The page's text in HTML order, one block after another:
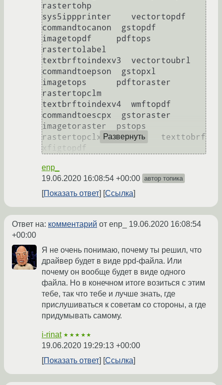
rastertohp
sys5ippprinter    vectortopdf
commandtocanon  gstopdf
imagetopdf     pdftops
rastertolabel
textbrftoindexv3  vectortoubrl
commandtoepson  gstopxl
imagetops      pdftoraster
rastertopclm
textbrftoindexv4  wmftopdf
commandtoescpx  gstoraster
imagetoraster  pstops
rastertopclx            texttobrf
Развернуть
enp_
19.06.2020 16:08:54 +00:00 автор топика
Показать ответ Ссылка
Ответ на: комментарий от enp_ 19.06.2020 16:08:54
+00:00
Я не очень понимаю, почему ты решил, что
драйвер будет в виде ppd-файла. Или
почему он вообще будет в виде одного
файла. Но в конечном итоге возиться с этим
тебе, так что тебе и лучше знать, где
прислушиваться к советам со стороны, а где
придумывать самому.
i-rinat ★★★★★
19.06.2020 19:29:13 +00:00
Показать ответ
Ссылка